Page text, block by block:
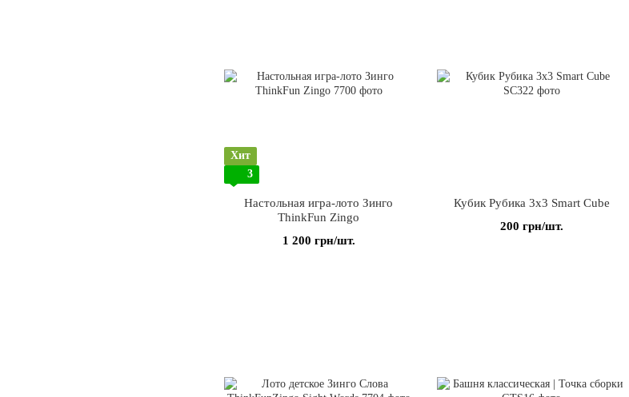
Хит
3
Настольная игра-лото Зинго
ThinkFun Zingo
1 200 грн/шт.
Кубик Рубика 3x3 Smart Cube
200 грн/шт.